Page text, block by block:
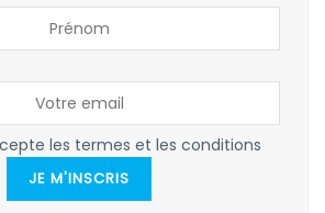
les termes et les conditions
JE M'INSCRIS